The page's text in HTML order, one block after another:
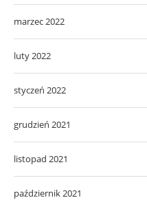
marzec 2022
luty 2022
styczeń 2022
grudzień 2021
listopad 2021
październik 2021